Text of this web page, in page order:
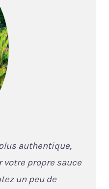
authentique,
votre propre sauce
un peu de